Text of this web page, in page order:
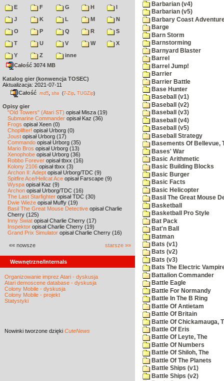
E
F G H
I
J
K L M
N
O
P Q R
S
T
U V W
X
Y
Z
inne
Całość 3074 MB
Katalog gier (konwencja TOSEC)
Aktualizacja: 2021-07-11
Całość md5 sha (7-Zip TUGZip)
Opisy gier
"Old Towers" (Atari ST) opisał Misza (19)
Submarine Commander opisał Kaz (36)
Frogs opisał Xeen (0)
Choplifter! opisał Urborg (0)
Joust opisał Urborg (17)
Commando opisał Urborg (35)
Mario Bros opisał Urborg (13)
Xenophobe opisał Urborg (36)
Robbo Forever opisał tbxx (16)
Kolony 2106 opisał tbxx (3)
Archon II: Adept opisał Urborg/TDC (9)
Spitfire Ace/Hellcat Ace opisał Farscape (9)
Wyspa opisał Kaz (9)
Archon opisał Urborg/TDC (16)
The Last Starfighter opisał TDC (30)
Dwie Wieże opisał Muffy (19)
Basil The Great Mouse Detective opisał Charlie
Cherry (125)
Inny Świat opisał Charlie Cherry (17)
Inspektor opisał Charlie Cherry (19)
Grand Prix Simulator opisał Charlie Cherry (16)
«« nowsze starsze »»
Wewnętrzne/Internals
Organizowanie imprez Atari - dyskusja
Atari demoscene database - dyskusja
Colony Mobile - dyskusja
Colony Mobile - projekt
Statystyki
Nowinki tworzone dzięki CuteNews
Barbarian (v4)
Barbarian (v5)
Barbary Coast
Barge
Barn Storm
Barnstorming
Barnyard Blaster
Barrel
Barrel Jump!
Barrier
Barrier Battle
Base Hunter
Baseball (v1)
Baseball (v2)
Baseball (v3)
Baseball (v4)
Baseball (v5)
Baseball Strategy
Basements Of Bellevue,
Bases' War
Basic Arithmetic
Basic Building Blocks
Basic Burger
Basic Facts
Basic Helicopter
Basil The Great Mouse
Basketball
Basketball Pro Style
Bat Pack
Bat'n Ball
Batman
Bats (v1)
Bats (v2)
Bats (v3)
Bats The Electric
Battalion Commander
Battle Eagle
Battle For Normandy
Battle In The B Ring
Battle Of Antietam
Battle Of Britain
Battle Of Chickamauga,
Battle Of Eris
Battle Of Leyte, The
Battle Of Numbers
Battle Of Shiloh, The
Battle Of The Planets
Battle Ships (v1)
Battle Ships (v2)